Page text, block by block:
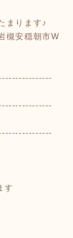
まります♪
槻安穏朝市W
す